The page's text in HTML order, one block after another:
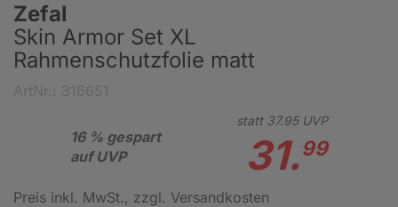
Zefal
Skin Armor Set XL
Rahmenschutzfolie matt
16 % gespart
auf UVP
statt 37.95UVP
31.99
Preis inkl. MwSt., zzgl. Versandkosten